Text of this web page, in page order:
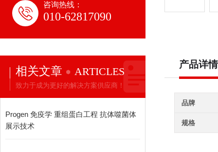
咨询热线：
010-62817090
相关文章 ARTICLES
致力于成为更好的解决方案供应商！
Progen 免疫学 重组蛋白工程 抗体噬菌体
展示技术
产品详情
品牌
规格